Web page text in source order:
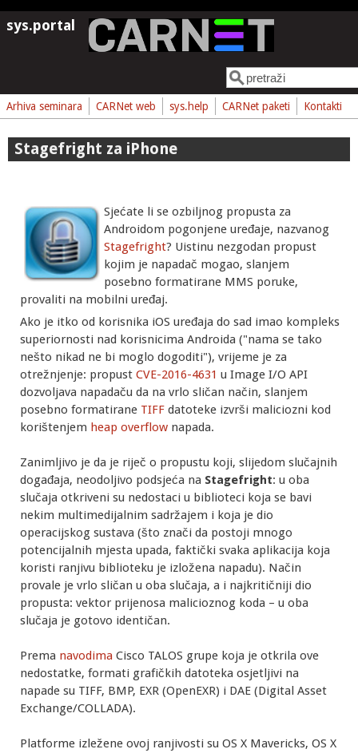
Skoči na glavni sadržaj
sys.portal
Obrazac pretrage
Pretraga
Arhiva seminara CARNet web sys.help CARNet paketi Kontakti
Stagefright za iPhone
Sjećate li se ozbiljnog propusta za
Androidom pogonjene uređaje, nazvanog
Stagefright? Uistinu nezgodan propust
kojim je napadač mogao, slanjem
posebno formatirane MMS poruke,
provaliti na mobilni uređaj.
Ako je itko od korisnika iOS uređaja do sad imao kompleks
superiornosti nad korisnicima Androida ("nama se tako
nešto nikad ne bi moglo dogoditi"), vrijeme je za
otrežnjenje: propust CVE-2016-4631 u Image I/O API
dozvoljava napadaču da na vrlo sličan način, slanjem
posebno formatirane TIFF datoteke izvrši maliciozni kod
korištenjem heap overflow napada.
Zanimljivo je da je riječ o propustu koji, slijedom slučajnih
događaja, neodoljivo podsjeća na Stagefright: u oba
slučaja otkriveni su nedostaci u biblioteci koja se bavi
nekim multimedijalnim sadržajem i koja je dio
operacijskog sustava (što znači da postoji mnogo
potencijalnih mjesta upada, faktički svaka aplikacija koja
koristi ranjivu biblioteku je izložena napadu). Način
provale je vrlo sličan u oba slučaja, a i najkritičniji dio
propusta: vektor prijenosa malicioznog koda – u oba
slučaja je gotovo identičan.
Prema navodima Cisco TALOS grupe koja je otkrila ove
nedostatke, formati grafičkih datoteka osjetljivi na
napade su TIFF, BMP, EXR (OpenEXR) i DAE (Digital Asset
Exchange/COLLADA).
Platforme izležene ovoj ranjivosti su OS X Mavericks, OS X